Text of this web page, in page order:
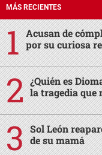
MÁS RECIENTES
Acusan de
por su curiosa
¿Quién es
la tragedia que
Sol León
de su mamá